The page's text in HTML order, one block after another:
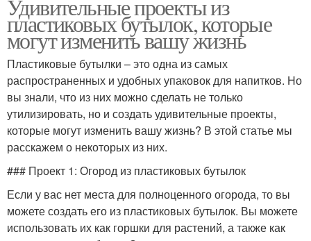
Удивительные проекты из
пластиковых бутылок, которые
могут изменить вашу жизнь
Пластиковые бутылки – это одна из самых
распространенных и удобных упаковок для напитков. Но
вы знали, что из них можно сделать не только
утилизировать, но и создать удивительные проекты,
которые могут изменить вашу жизнь? В этой статье мы
расскажем о некоторых из них.
### Проект 1: Огород из пластиковых бутылок
Если у вас нет места для полноценного огорода, то вы
можете создать его из пластиковых бутылок. Вы можете
использовать их как горшки для растений, а также как